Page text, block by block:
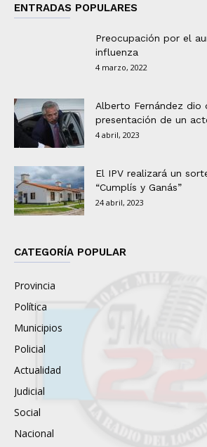
ENTRADAS POPULARES
Preocupación por el
influenza
4 marzo, 2022
Alberto Fernández dio
presentación de un
4 abril, 2023
El IPV realizará un
“Cumplís y Ganás”
24 abril, 2023
CATEGORÍA POPULAR
Provincia
Política
Municipios
Policial
Actualidad
Judicial
Social
Nacional